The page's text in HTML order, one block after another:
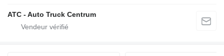
ATC - Auto Truck Centrum